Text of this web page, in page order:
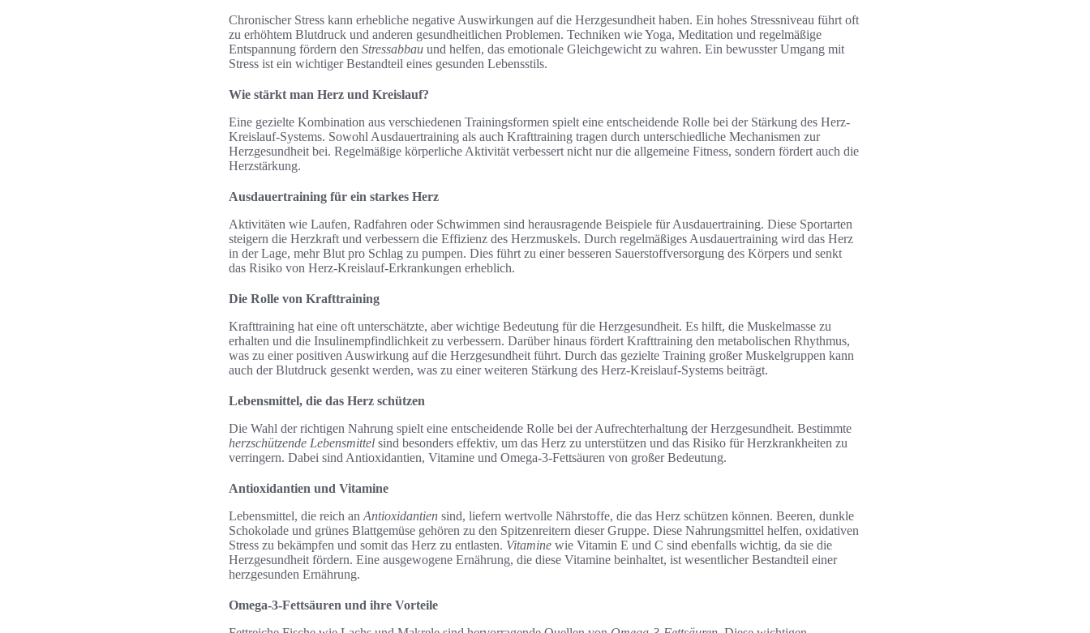
Chronischer Stress kann erhebliche negative Auswirkungen auf die Herzgesundheit haben. Ein hohes Stressniveau führt oft
zu erhöhtem Blutdruck und anderen gesundheitlichen Problemen. Techniken wie Yoga, Meditation und regelmäßige
Entspannung fördern den Stressabbau und helfen, das emotionale Gleichgewicht zu wahren. Ein bewusster Umgang mit
Stress ist ein wichtiger Bestandteil eines gesunden Lebensstils.
Wie stärkt man Herz und Kreislauf?
Eine gezielte Kombination aus verschiedenen Trainingsformen spielt eine entscheidende Rolle bei der Stärkung des Herz-
Kreislauf-Systems. Sowohl Ausdauertraining als auch Krafttraining tragen durch unterschiedliche Mechanismen zur
Herzgesundheit bei. Regelmäßige körperliche Aktivität verbessert nicht nur die allgemeine Fitness, sondern fördert auch die
Herzstärkung.
Ausdauertraining für ein starkes Herz
Aktivitäten wie Laufen, Radfahren oder Schwimmen sind herausragende Beispiele für Ausdauertraining. Diese Sportarten
steigern die Herzkraft und verbessern die Effizienz des Herzmuskels. Durch regelmäßiges Ausdauertraining wird das Herz
in der Lage, mehr Blut pro Schlag zu pumpen. Dies führt zu einer besseren Sauerstoffversorgung des Körpers und senkt
das Risiko von Herz-Kreislauf-Erkrankungen erheblich.
Die Rolle von Krafttraining
Krafttraining hat eine oft unterschätzte, aber wichtige Bedeutung für die Herzgesundheit. Es hilft, die Muskelmasse zu
erhalten und die Insulinempfindlichkeit zu verbessern. Darüber hinaus fördert Krafttraining den metabolischen Rhythmus,
was zu einer positiven Auswirkung auf die Herzgesundheit führt. Durch das gezielte Training großer Muskelgruppen kann
auch der Blutdruck gesenkt werden, was zu einer weiteren Stärkung des Herz-Kreislauf-Systems beiträgt.
Lebensmittel, die das Herz schützen
Die Wahl der richtigen Nahrung spielt eine entscheidende Rolle bei der Aufrechterhaltung der Herzgesundheit. Bestimmte
herzschützende Lebensmittel sind besonders effektiv, um das Herz zu unterstützen und das Risiko für Herzkrankheiten zu
verringern. Dabei sind Antioxidantien, Vitamine und Omega-3-Fettsäuren von großer Bedeutung.
Antioxidantien und Vitamine
Lebensmittel, die reich an Antioxidantien sind, liefern wertvolle Nährstoffe, die das Herz schützen können. Beeren, dunkle
Schokolade und grünes Blattgemüse gehören zu den Spitzenreitern dieser Gruppe. Diese Nahrungsmittel helfen, oxidativen
Stress zu bekämpfen und somit das Herz zu entlasten. Vitamine wie Vitamin E und C sind ebenfalls wichtig, da sie die
Herzgesundheit fördern. Eine ausgewogene Ernährung, die diese Vitamine beinhaltet, ist wesentlicher Bestandteil einer
herzgesunden Ernährung.
Omega-3-Fettsäuren und ihre Vorteile